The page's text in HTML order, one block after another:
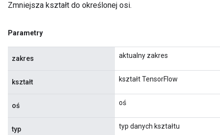
Zmniejsza kształt do określonej osi.
Parametry
zakres aktualny zakres
kształt kształt TensorFlow
oś oś
typ typ danych kształtu